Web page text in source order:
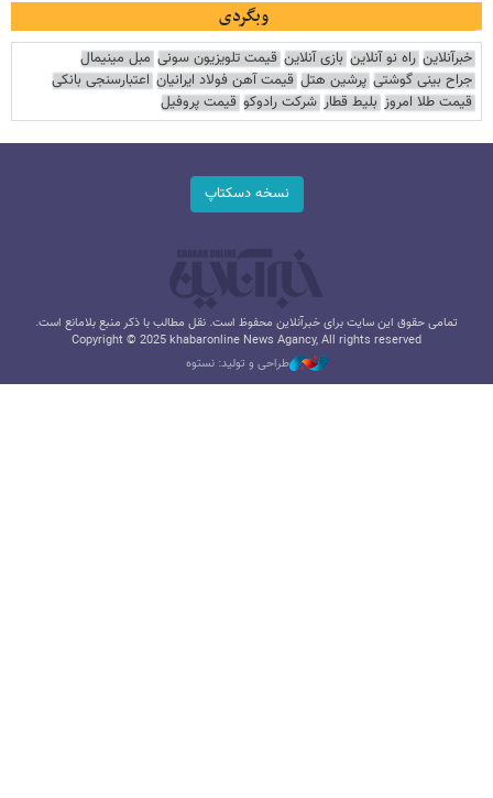
وبگردی
خبرآنلاین راه نو آنلاین بازی آنلاین قیمت تلویزیون سونی مبل مینیمال
جراح بینی گوشتی پرشین هتل قیمت آهن فولاد ایرانیان اعتبارسنجی بانکی
قیمت طلا امروز بلیط قطار شرکت رادوکو قیمت پروفیل
نسخه دسکتاپ
تمامی حقوق این سایت برای خبرآنلاین محفوظ است. نقل مطالب با ذکر منبع بلامانع است.
Copyright © 2025 khabaronline News Agancy, All rights reserved
طراحی و تولید: نستوه